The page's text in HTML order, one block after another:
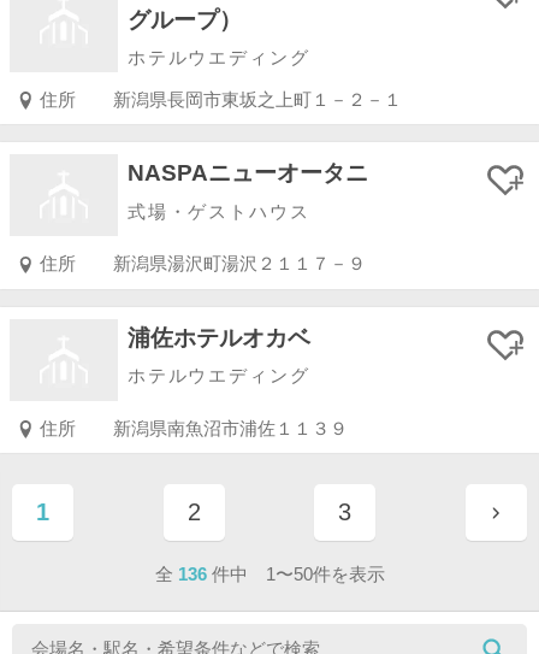
グループ）
ホテルウエディング
住所 新潟県長岡市東坂之上町１－２－１
NASPAニューオータニ
式場・ゲストハウス
住所 新潟県湯沢町湯沢２１１７－９
浦佐ホテルオカベ
ホテルウエディング
住所 新潟県南魚沼市浦佐１１３９
1
ページ目
2
ページ目
3
ページ目
全 136 件中 1〜50件を表示